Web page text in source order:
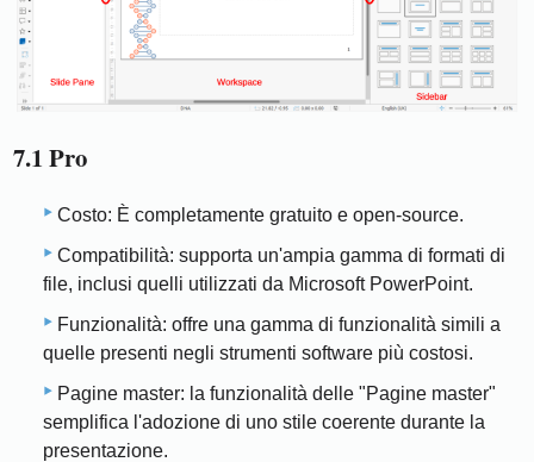
7.1 Pro
Costo: È completamente gratuito e open-source.
Compatibilità: supporta un'ampia gamma di formati di
file, inclusi quelli utilizzati da Microsoft PowerPoint.
Funzionalità: offre una gamma di funzionalità simili a
quelle presenti negli strumenti software più costosi.
Pagine master: la funzionalità delle "Pagine master"
semplifica l'adozione di uno stile coerente durante la
presentazione.